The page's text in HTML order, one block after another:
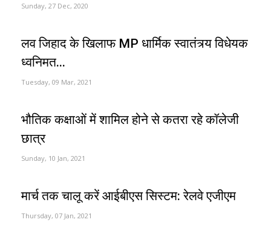
Sunday, 27 Dec, 2020
लव जिहाद के खिलाफ MP धार्मिक स्वातंत्र्य विधेयक
ध्वनिमत...
Tuesday, 09 Mar, 2021
भौतिक कक्षाओं में शामिल होने से कतरा रहे कॉलेजी
छात्र
Sunday, 10 Jan, 2021
मार्च तक चालू करें आईबीएस सिस्टम: रेलवे एजीएम
Thursday, 07 Jan, 2021